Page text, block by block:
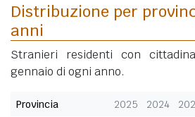
Distribuzione per
anni
Stranieri residenti con
gennaio di ogni anno.
Provincia 2025 2024